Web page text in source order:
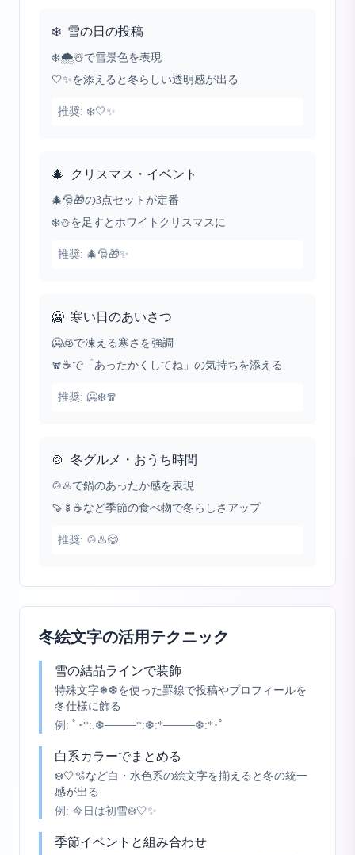
❄️ 雪の日の投稿
❄️🌨️☃️で雪景色を表現
🤍✨を添えると冬らしい透明感が出る
推奨: ❄️🤍✨
🎄 クリスマス・イベント
🎄🎅🎁の3点セットが定番
❄️⛄を足すとホワイトクリスマスに
推奨: 🎄🎅🎁✨
🥶 寒い日のあいさつ
🥶🧊で凍える寒さを強調
🧣☕で「あったかくしてね」の気持ちを添える
推奨: 🥶❄️🧣
🍲 冬グルメ・おうち時間
🍲♨️で鍋のあったか感を表現
🍠🍢☕など季節の食べ物で冬らしさアップ
推奨: 🍲♨️😋
冬絵文字の活用テクニック
雪の結晶ラインで装飾
特殊文字❅❆を使った罫線で投稿やプロフィールを
冬仕様に飾る
例: ﾟ･*:.❆────*:❆:*────❆:*･ﾟ
白系カラーでまとめる
❄️🤍🫧など白・水色系の絵文字を揃えると冬の統一
感が出る
例: 今日は初雪❄️🤍✨
季節イベントと組み合わせ